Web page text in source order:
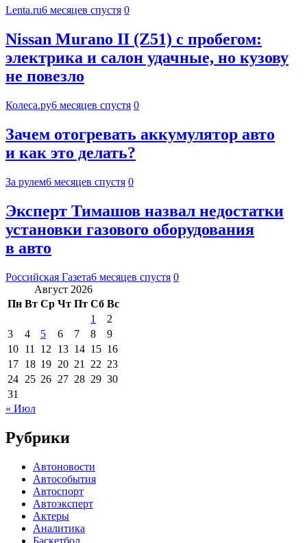
Lenta.ru6 месяцев спустя 0
Nissan Murano II (Z51) с пробегом:
электрика и салон удачные, но кузову
не повезло
Колеса.ру6 месяцев спустя 0
Зачем отогревать аккумулятор авто
и как это делать?
За рулем6 месяцев спустя 0
Эксперт Тимашов назвал недостатки
установки газового оборудования
в авто
Российская Газета6 месяцев спустя 0
Август 2026
Пн Вт Ср Чт Пт Сб Вс
1
2
3
4 5 6 7 8
9
10 11 12 13 14 15 16
17 18 19 20 21 22 23
24 25 26 27 28 29 30
31
« Июл
Рубрики
Автоновости
Автособытия
Автоспорт
Автоэксперт
Актеры
Аналитика
Баскетбол